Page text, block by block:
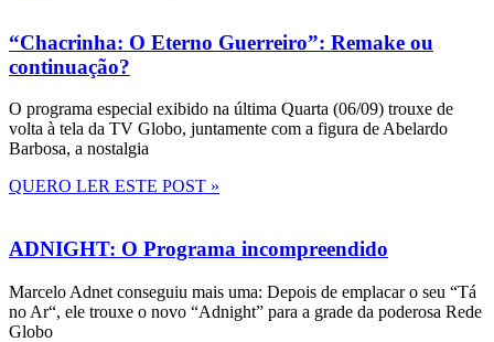
“Chacrinha: O Eterno Guerreiro”: Remake ou
continuação?
O programa especial exibido na última Quarta (06/09) trouxe de
volta à tela da TV Globo, juntamente com a figura de Abelardo
Barbosa, a nostalgia
QUERO LER ESTE POST »
ADNIGHT: O Programa incompreendido
Marcelo Adnet conseguiu mais uma: Depois de emplacar o seu “Tá
no Ar“, ele trouxe o novo “Adnight” para a grade da poderosa Rede
Globo